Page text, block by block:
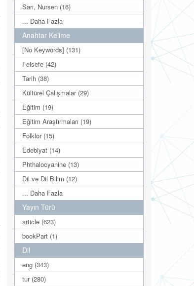
Sarı, Nursen (16)
... Daha Fazla
Anahtar Kelime
[No Keywords] (131)
Felsefe (42)
Tarih (38)
Kültürel Çalışmalar (29)
Eğitim (19)
Eğitim Araştırmaları (19)
Folklor (15)
Edebiyat (14)
Phthalocyanine (13)
Dil ve Dil Bilim (12)
... Daha Fazla
Yayın Türü
article (623)
bookPart (1)
Dil
eng (343)
tur (280)